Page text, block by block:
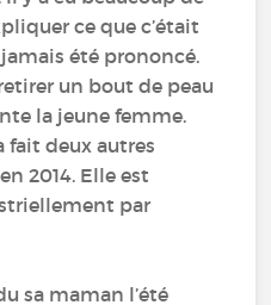
ce que c’était
été prononcé.
un bout de peau
la jeune femme.
fait deux autres
2014. Elle est
par
sa maman l’été